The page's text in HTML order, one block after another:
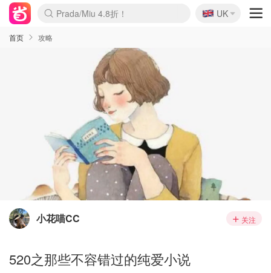
Prada/Miu 4.8折！
🇬🇧
UK
首页 攻略
小花喵CC 关注
520之那些不容错过的纯爱小说